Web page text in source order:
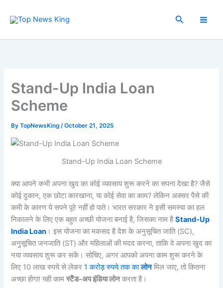
Search
Stand-Up India Loan
Scheme
ByTopNewsKing/October 21, 2025
Stand-Up India Loan Scheme
क्या आपने कभी अपना खुद का कोई व्यवसाय शुरू करने का सपना देखा है? जैसे
कोई दुकान, एक छोटा कारखाना, या कोई सेवा का काम? लेकिन अक्सर पैसे की
कमी के कारण ये सपने पूरे नहीं हो पाते। भारत सरकार ने इसी समस्या का हल
निकालने के लिए एक बहुत अच्छी योजना बनाई है, जिसका नाम हैStand-Up
India Loan । इस योजना का मकसद है देश के अनुसूचित जाति (SC),
अनुसूचित जनजाति (ST) और महिलाओं की मदद करना, ताकि वे अपना खुद का
नया व्यवसाय शुरू कर सकें। सोचिए, अगर आपको अपना काम शुरू करने के
लिए 10 लाख रुपये से लेकर1 करोड़ रुपये तक कालोनमिल जाए, तो कितना
अच्छा होगा! यही कामस्टैंड-अपइंडियालोनकरता है।